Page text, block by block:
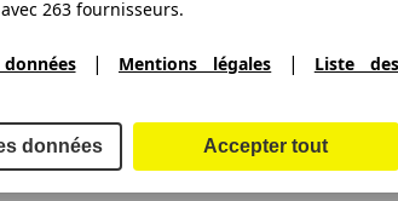
fournies.
263 fournisseurs.
| Mentions légales |
Liste des
données Accepter tout